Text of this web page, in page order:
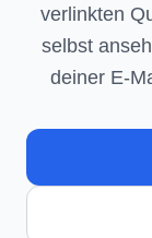
verlinkten
selbst
deiner E-